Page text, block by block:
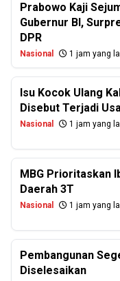
Prabowo Kaji
Gubernur BI,
DPR
Nasional 1 jam yang
Isu Kocok Ulang
Disebut Terjadi
Nasional 1 jam yang
MBG Prioritaskan
Daerah 3T
Nasional 1 jam yang
Pembangunan
Diselesaikan